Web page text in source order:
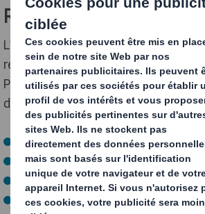
Réduire l'empreinte
L’innovation dans le secteur de
recours grandissant à des matériaux
Parmi les dernières évolutions du
de citer :
L’emballage à base de cellulose ;
L’emballage à base de champignons ;
L’emballage à base de matériaux
L’emballage à base de matériaux